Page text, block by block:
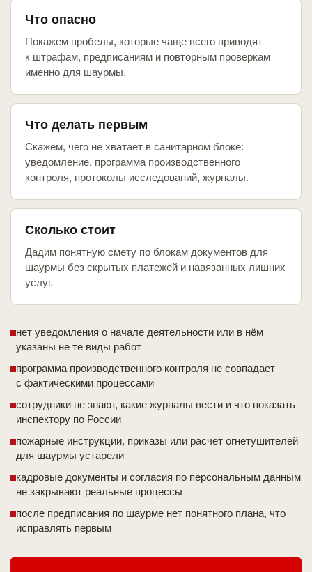
Что опасно
Покажем пробелы, которые чаще всего приводят
к штрафам, предписаниям и повторным проверкам
именно для шаурмы.
Что делать первым
Скажем, чего не хватает в санитарном блоке:
уведомление, программа производственного
контроля, протоколы исследований, журналы.
Сколько стоит
Дадим понятную смету по блокам документов для
шаурмы без скрытых платежей и навязанных лишних
услуг.
нет уведомления о начале деятельности или в нём
указаны не те виды работ
программа производственного контроля не совпадает
с фактическими процессами
сотрудники не знают, какие журналы вести и что показать
инспектору по России
пожарные инструкции, приказы или расчет огнетушителей
для шаурмы устарели
кадровые документы и согласия по персональным данным
не закрывают реальные процессы
после предписания по шаурме нет понятного плана, что
исправлять первым